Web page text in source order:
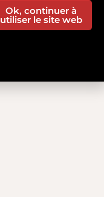
Ok, continuer à
utiliser le site web